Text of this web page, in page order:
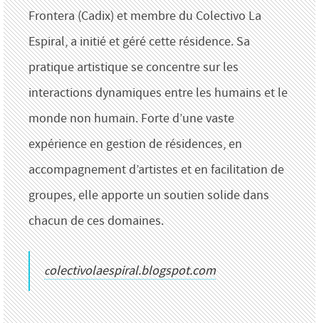
Frontera (Cadix) et membre du Colectivo La
Espiral, a initié et géré cette résidence. Sa
pratique artistique se concentre sur les
interactions dynamiques entre les humains et le
monde non humain. Forte d’une vaste
expérience en gestion de résidences, en
accompagnement d’artistes et en facilitation de
groupes, elle apporte un soutien solide dans
chacun de ces domaines.
colectivolaespiral.blogspot.com